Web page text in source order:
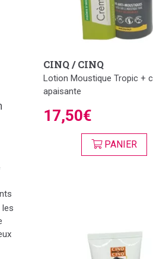
les
CINQ / CINQ
Lotion Moustique Tropic +
apaisante
17,50€
PANIER